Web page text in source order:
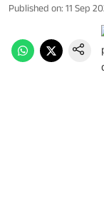
Published on: 11 Sep